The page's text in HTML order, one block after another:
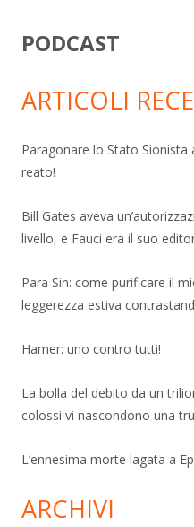
PODCAST
ARTICOLI
Paragonare lo Stato Sionista
reato!
Bill Gates aveva
livello, e Fauci era il suo
Para Sin: come purificare il
leggerezza estiva
Hamer: uno contro tutti!
La bolla del debito da un
colossi vi nascondono una
L’ennesima morte lagata a
ARCHIVI